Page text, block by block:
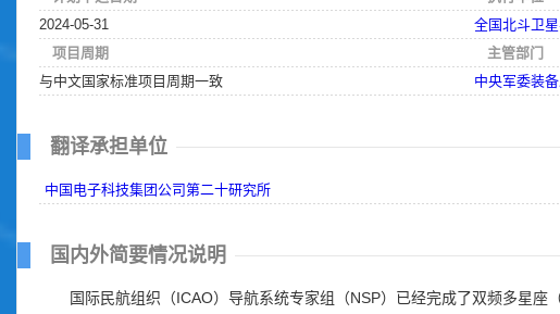
2024-05-31
项目周期
与中文国家标准项目周期一致
全国北斗卫
主管部门
中央军委装
翻译承担单位
中国电子科技集团公司第二十研究所
国内外简要情况说明
国际民航组织（ICAO）导航系统专家组（NSP）已经完成了双频多星